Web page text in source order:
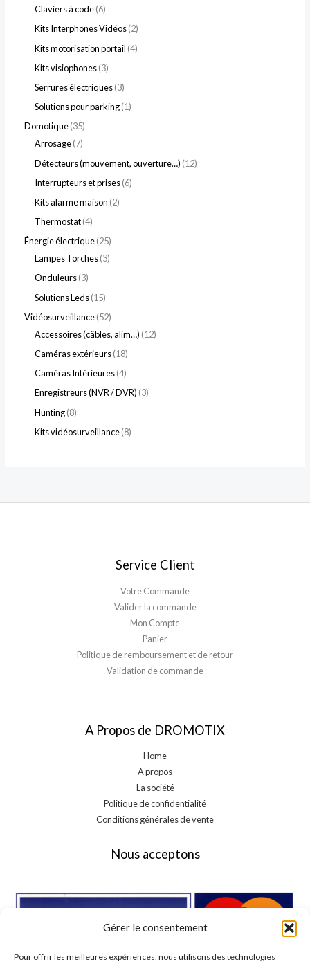
Gérer le consentement
Pour offrir les meilleures expériences, nous utilisons des technologies
Claviers à code 6
Kits Interphones Vidéos 2
Kits motorisation portail 4
Kits visiophones 3
Serrures électriques 3
Solutions pour parking 1
Domotique 35
Arrosage 7
Détecteurs (mouvement, ouverture…) 12
Interrupteurs et prises 6
Kits alarme maison 2
Thermostat 4
Énergie électrique 25
Lampes Torches 3
Onduleurs 3
Solutions Leds 15
Vidéosurveillance 52
Accessoires (câbles, alim…) 12
Caméras extérieurs 18
Caméras Intérieures 4
Enregistreurs (NVR / DVR) 3
Hunting 8
Kits vidéosurveillance 8
Service Client
Votre Commande
Valider la commande
Mon Compte
Panier
Politique de remboursement et de retour
Validation de commande
A Propos de DROMOTIX
Home
A propos
La société
Politique de confidentialité
Conditions générales de vente
Nous acceptons